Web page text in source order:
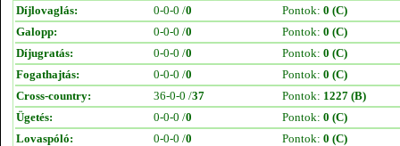
Díjlovaglás:
0-0-0 /0 Pontok: 0 (C)
Galopp:
0-0-0 /0 Pontok: 0 (C)
Díjugratás:
0-0-0 /0 Pontok: 0 (C)
Fogathajtás:
0-0-0 /0 Pontok: 0 (C)
Cross-country:
36-0-0 /37 Pontok: 1227 (B)
Ügetés:
0-0-0 /0 Pontok: 0 (C)
Lovaspóló:
0-0-0 /0 Pontok: 0 (C)